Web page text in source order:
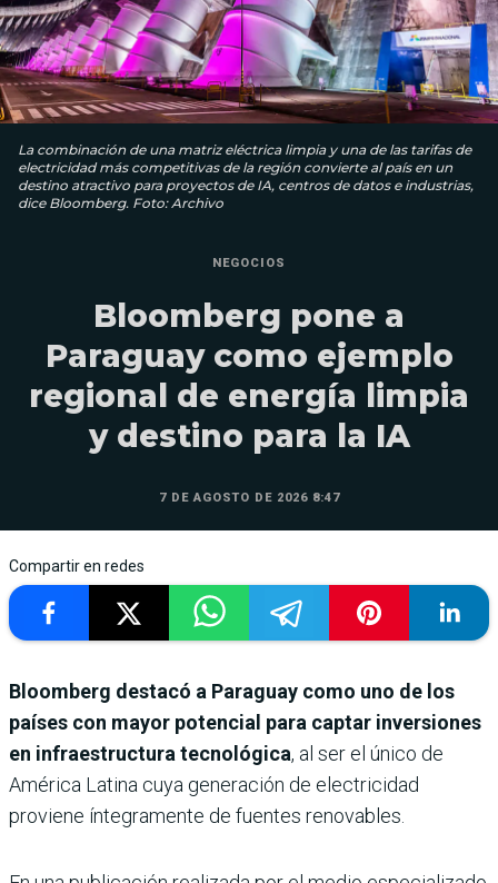
La combinación de una matriz eléctrica limpia y una de las tarifas de
electricidad más competitivas de la región convierte al país en un
destino atractivo para proyectos de IA, centros de datos e industrias,
dice Bloomberg. Foto: Archivo
NEGOCIOS
Bloomberg pone a
Paraguay como ejemplo
regional de energía limpia
y destino para la IA
7 DE AGOSTO DE 2026 8:47
Compartir en redes
Bloomberg destacó a Paraguay como uno de los
países con mayor potencial para captar inversiones
en infraestructura tecnológica, al ser el único de
América Latina cuya generación de electricidad
proviene íntegramente de fuentes renovables.